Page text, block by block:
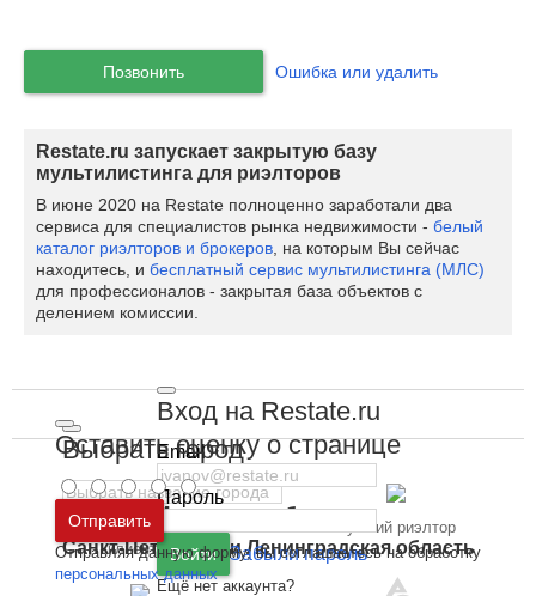
Выбрать город
Москва и
Московская область
Санкт-Петербург иЛенинградская область
Вход на Restate.ru
Email
Пароль
Войти Забыли пароль
Ещё нет аккаунта?
Позвонить Ошибка или удалить
Restate.ru запускает закрытую базу
мультилистинга для риэлторов
В июне 2020 на Restate полноценно заработали два
сервиса для специалистов рынка недвижимости - белый
каталог риэлторов и брокеров , на которым Вы сейчас
находитесь, и бесплатный сервис мультилистинга (МЛС)
для профессионалов - закрытая база объектов с
делением комиссии.
Есть отзывы
клиентов
Лучший риэлтор
Оставить оценку о странице
Отправить
Отправляя данную форму, вы соглашаетесь на обработку
персональных данных